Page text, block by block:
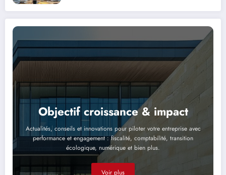
Objectif croissance & impact
Actualités, conseils et innovations pour piloter votre entreprise avec
performance et engagement : fiscalité, comptabilité, transition
écologique, numérique et bien plus.
Voir plus